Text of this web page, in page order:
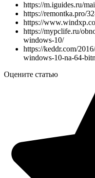
https://m.iguides.ru/
https://remontka.pro/
https://
https://mypclife.ru/
windows-10/
https://keddr.com/
windows-10-na-64-
Оцените статью